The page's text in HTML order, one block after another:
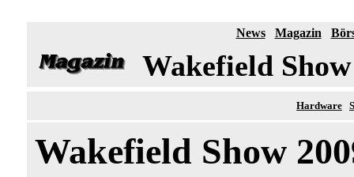
News Magazin
Wakefield
Hardware
Wakefield Show